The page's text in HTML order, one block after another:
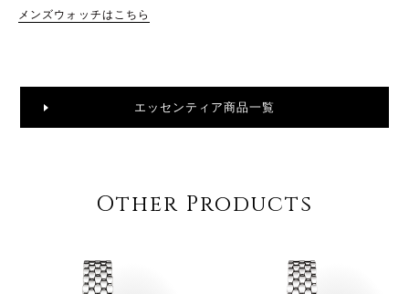
メンズウォッチはこちら
エッセンティア商品一覧
Other Products